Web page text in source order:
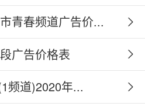
青春频道广告价...
广告价格表
频道)2020年...